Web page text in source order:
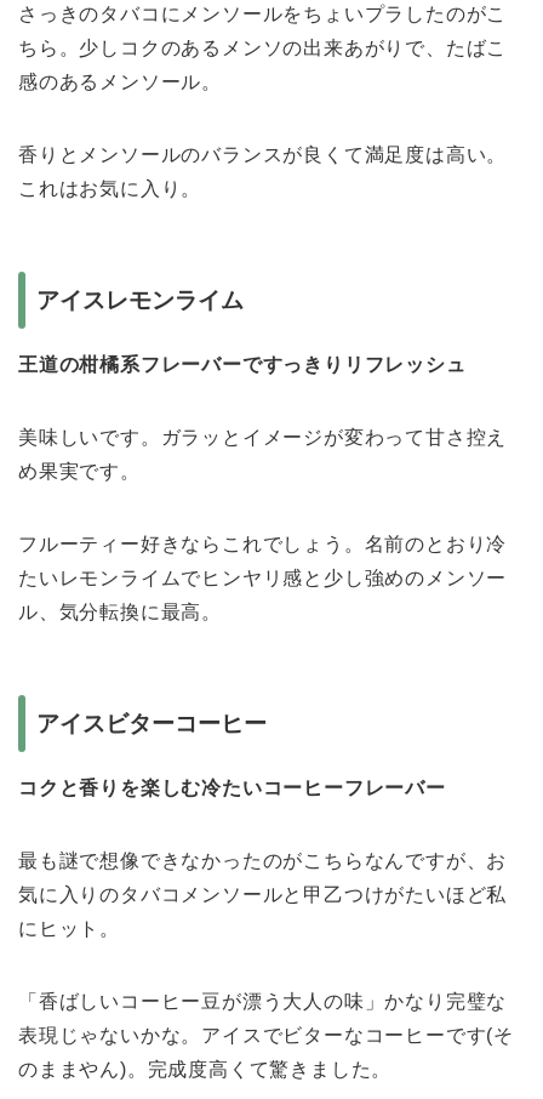
さっきのタバコにメンソールをちょいプラしたのがこ
ちら。少しコクのあるメンソの出来あがりで、たばこ
感のあるメンソール。
香りとメンソールのバランスが良くて満足度は高い。
これはお気に入り。
アイスレモンライム
王道の柑橘系フレーバーですっきりリフレッシュ
美味しいです。ガラッとイメージが変わって甘さ控え
め果実です。
フルーティー好きならこれでしょう。名前のとおり冷
たいレモンライムでヒンヤリ感と少し強めのメンソー
ル、気分転換に最高。
アイスビターコーヒー
コクと香りを楽しむ冷たいコーヒーフレーバー
最も謎で想像できなかったのがこちらなんですが、お
気に入りのタバコメンソールと甲乙つけがたいほど私
にヒット。
「香ばしいコーヒー豆が漂う大人の味」かなり完璧な
表現じゃないかな。アイスでビターなコーヒーです(そ
のままやん)。完成度高くて驚きました。